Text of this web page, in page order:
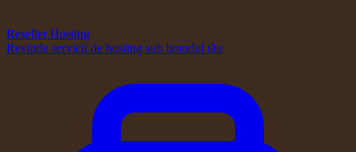
Reseller Hosting
Revinde servicii de hosting sub brandul tău